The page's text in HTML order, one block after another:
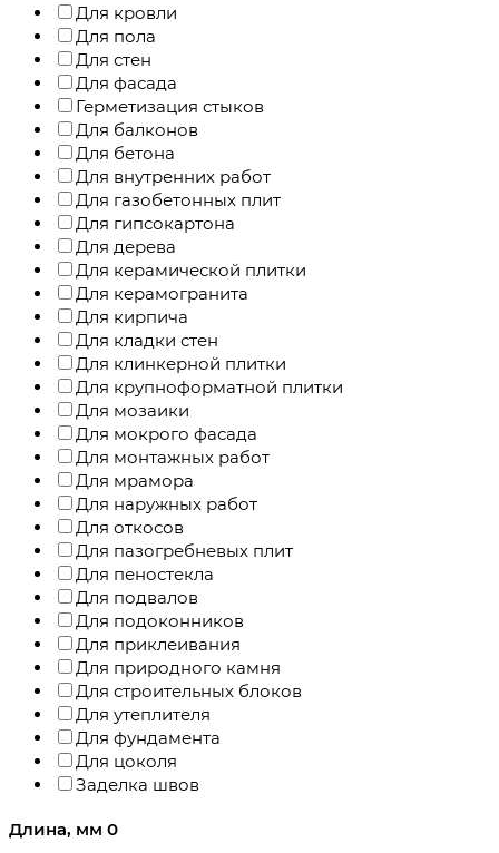
Для кровли
Для пола
Для стен
Для фасада
Герметизация стыков
Для балконов
Для бетона
Для внутренних работ
Для газобетонных плит
Для гипсокартона
Для дерева
Для керамической плитки
Для керамогранита
Для кирпича
Для кладки стен
Для клинкерной плитки
Для крупноформатной плитки
Для мозаики
Для мокрого фасада
Для монтажных работ
Для мрамора
Для наружных работ
Для откосов
Для пазогребневых плит
Для пеностекла
Для подвалов
Для подоконников
Для приклеивания
Для природного камня
Для строительных блоков
Для утеплителя
Для фундамента
Для цоколя
Заделка швов
Длина, мм 0